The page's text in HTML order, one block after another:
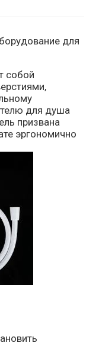
для
собой
для душа
призвана
эргономично